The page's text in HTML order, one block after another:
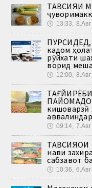
ТАВСИЯИ
🕔 13:33,
кадом
рӯйхати
ворид
🕔 12:00,
кишоварзӣ
🕔 09:14,
нави
сабзавот
🕔 10:36,